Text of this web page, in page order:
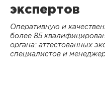
экспертов
Оперативную и
более 85
органа: аттестованных
специалистов и